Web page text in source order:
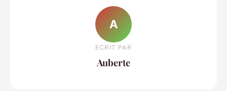
A
ECRIT PAR
Auberte